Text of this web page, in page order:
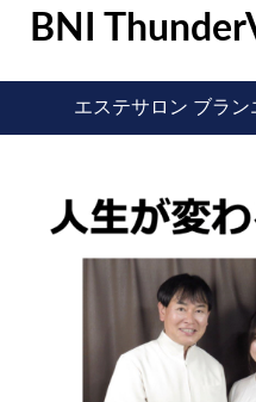
BNI
エステサロン ブラン